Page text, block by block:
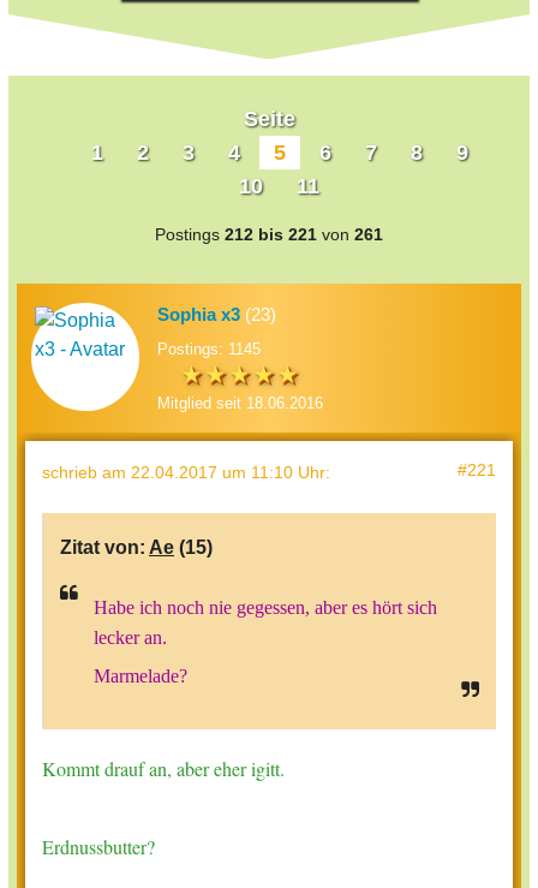
Seite
1
2 3 4 5 6 7 8
9
10
11
Postings 212 bis 221 von 261
Sophia x3 (23)
Postings: 1145
Mitglied seit 18.06.2016
schrieb am 22.04.2017 um 11:10 Uhr: #221
Zitat von: Ae (15)
Habe ich noch nie gegessen, aber es hört sich
lecker an.
Marmelade?
Kommt drauf an, aber eher igitt.
Erdnussbutter?